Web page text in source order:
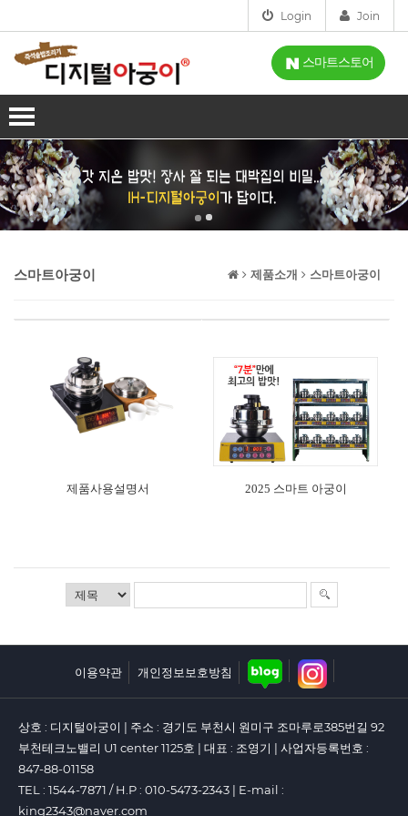
Login Join
스마트스토어
회사소개
인사말
인증
오시는길
사업분야
제품소개
IH-디지털아궁이
홈아궁이
설치점
FAQ
보도자료
시연신청
보도영상
스마트아궁이 제품소개 스마트아궁이
제품사용설명서 2025 스마트 아궁이
이용약관 개인정보보호방침
상호 : 디지털아궁이 | 주소 : 경기도 부천시 원미구 조마루로385번길 92
부천테크노밸리 U1 center 1125호 | 대표 : 조영기 | 사업자등록번호 :
847-88-01158
TEL : 1544-7871 / H.P : 010-5473-2343 | E-mail :
king2343@naver.com